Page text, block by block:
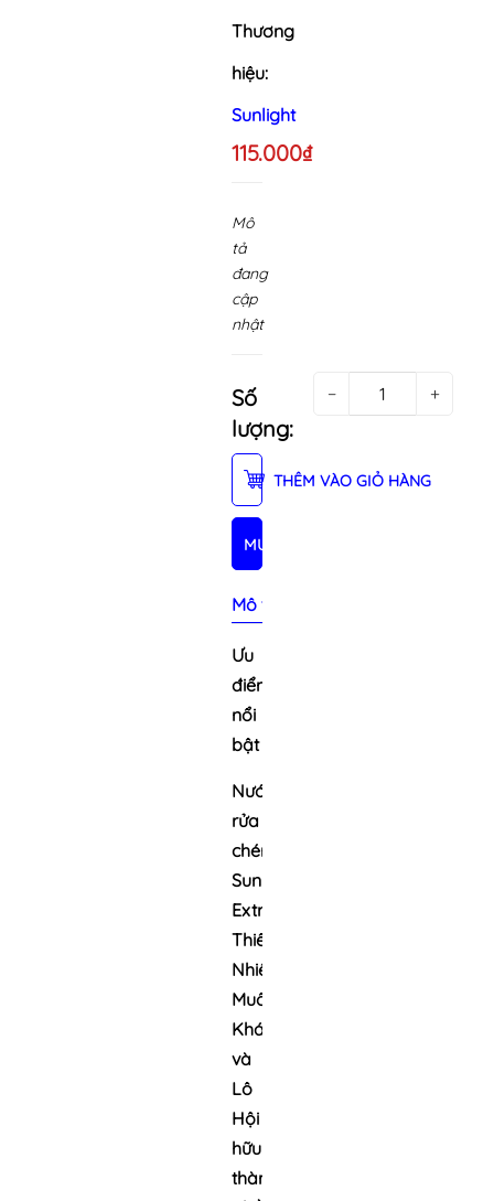
Thương
hiệu:
Sunlight
115.000₫
Mô
tả
đang
cập
nhật
Số
lượng:
− +
THÊM VÀO GIỎ HÀNG
MUA NGAY
Mô tả sản phẩm
Ưu
điểm
nổi
bật
Nước
rửa
chén
Sunlight
Extra
Thiên
Nhiên
Muối
Kháng
và
Lô
Hội sở
hữu
thành